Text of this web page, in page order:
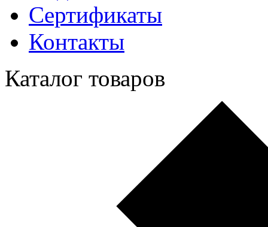
Сертификаты
Контакты
Каталог товаров